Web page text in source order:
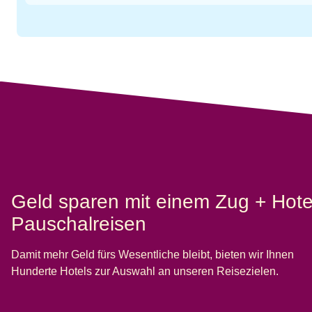
Geld sparen mit einem Zug +
Pauschalreisen
Damit mehr Geld fürs Wesentliche bleibt, bieten wir Ihnen
Hunderte Hotels zur Auswahl an unseren Reisezielen.